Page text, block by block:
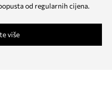
od regularnih cijena.
više